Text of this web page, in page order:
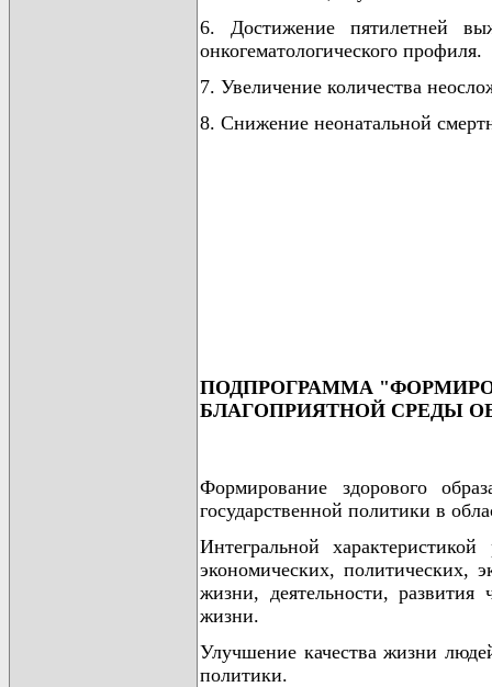
6. Достижение пятилетней
онкогематологического профиля.
7. Увеличение количества
8. Снижение неонатальной
ПОДПРОГРАММА
БЛАГОПРИЯТНОЙ СРЕДЫ
Формирование здорового
государственной политики в
Интегральной
экономических, политических,
жизни, деятельности, развития
жизни.
Улучшение качества жизни
политики.